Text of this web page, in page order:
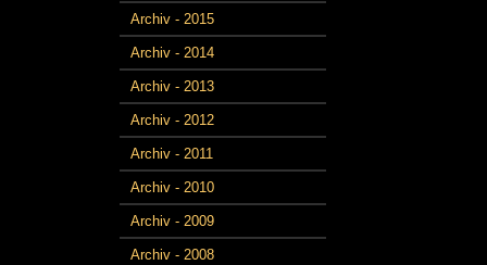
Archiv - 2015
Archiv - 2014
Archiv - 2013
Archiv - 2012
Archiv - 2011
Archiv - 2010
Archiv - 2009
Archiv - 2008